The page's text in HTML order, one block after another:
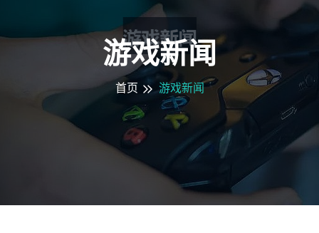
游戏新闻
首页 游戏新闻